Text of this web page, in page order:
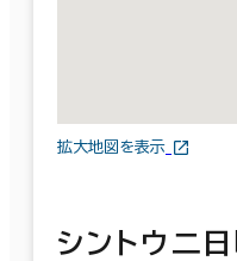
拡大地図を表示
シントウ二